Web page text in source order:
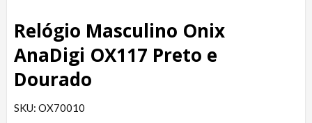
Relógio Masculino Onix
AnaDigi OX117 Preto e
Dourado
SKU: OX70010